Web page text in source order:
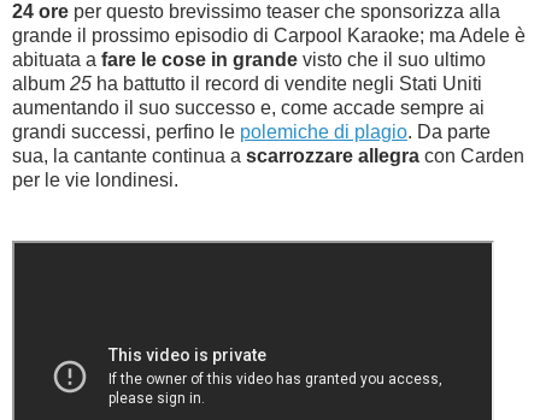
24 ore per questo brevissimo teaser che sponsorizza alla
grande il prossimo episodio di Carpool Karaoke; ma Adele è
abituata a fare le cose in grande visto che il suo ultimo
album 25 ha battutto il record di vendite negli Stati Uniti
aumentando il suo successo e, come accade sempre ai
grandi successi, perfino le polemiche di plagio. Da parte
sua, la cantante continua a scarrozzare allegra con Carden
per le vie londinesi.